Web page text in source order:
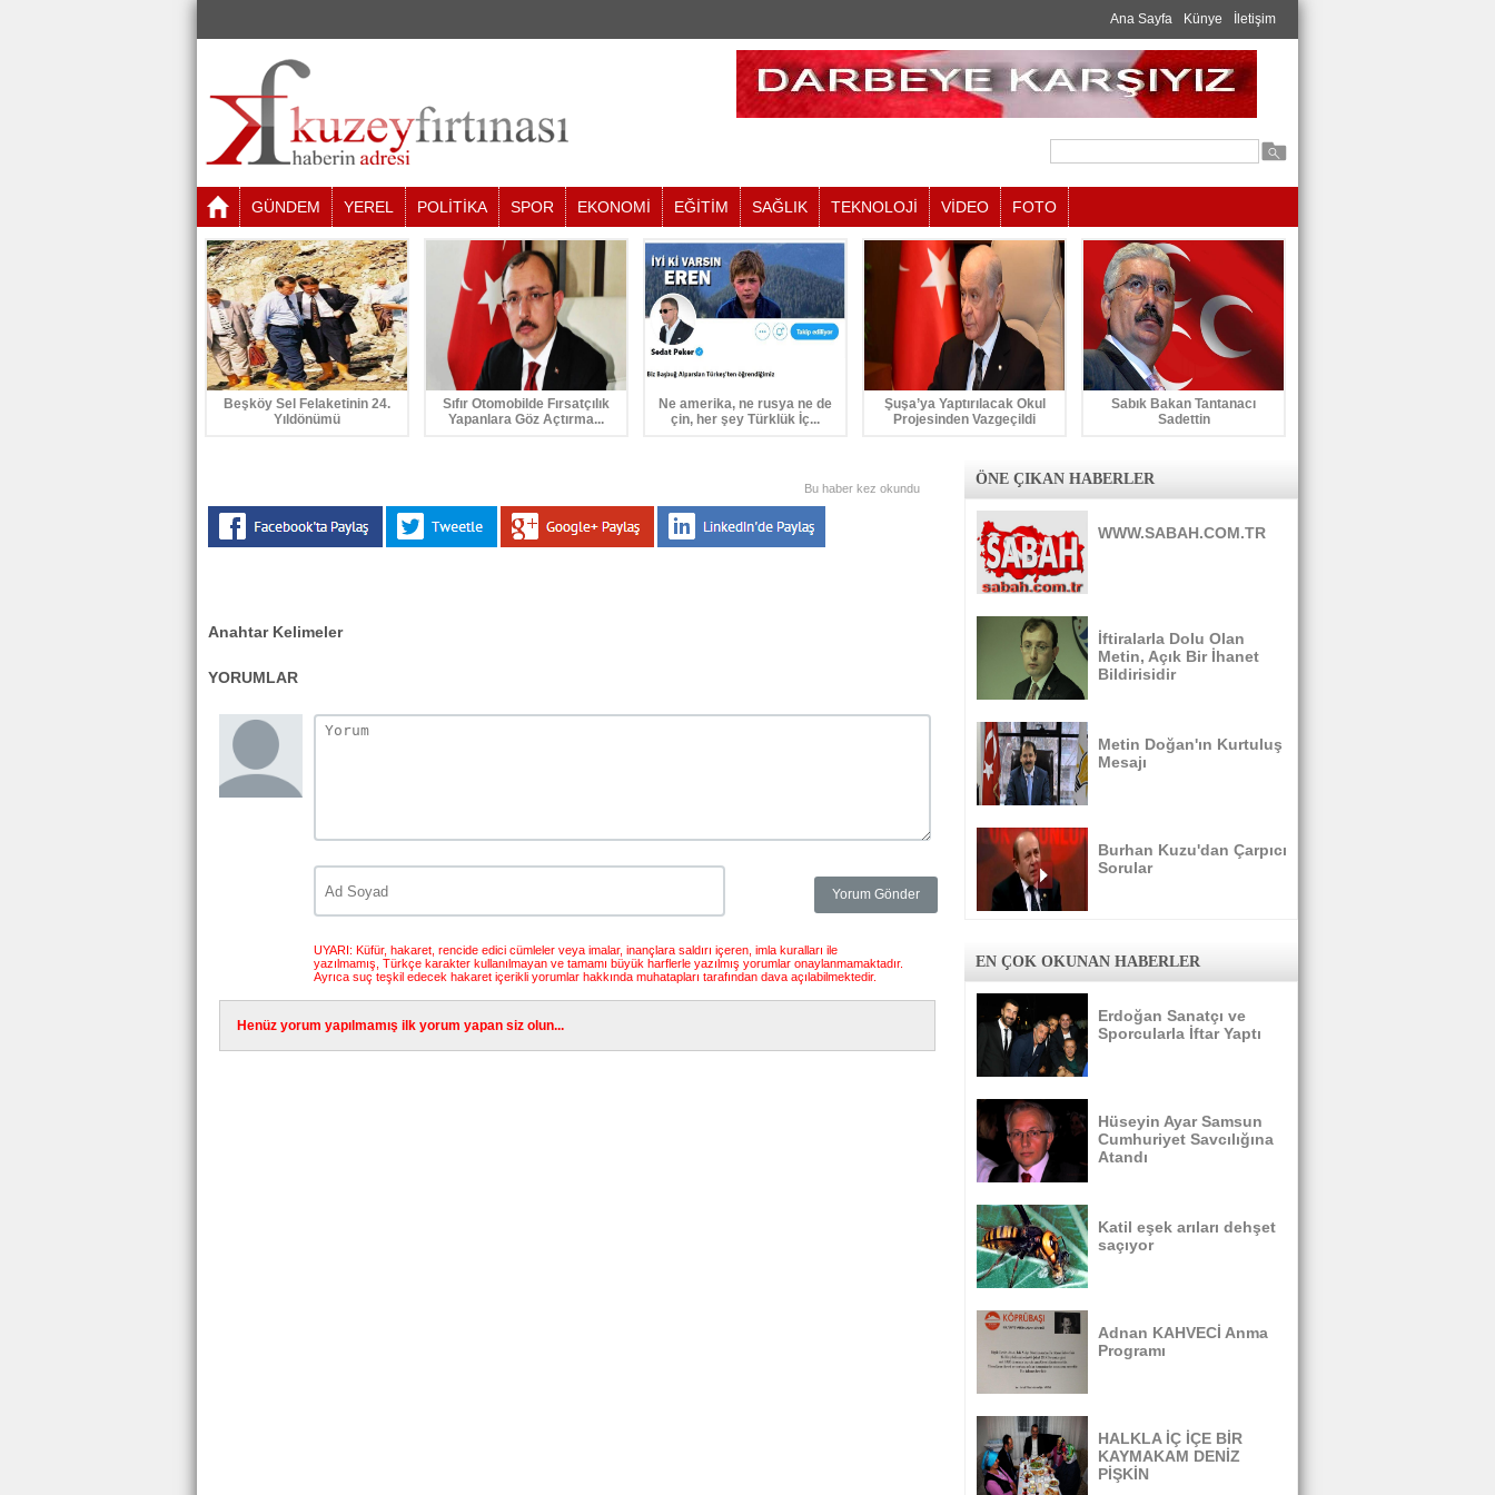
Ana Sayfa Künye İletişim
GÜNDEM YEREL POLİTİKA SPOR EKONOMİ EĞİTİM SAĞLIK TEKNOLOJİ VİDEO FOTO
Beşköy Sel Felaketinin 24.
Yıldönümü
Sıfır Otomobilde Fırsatçılık
Yapanlara Göz Açtırma...
Ne amerika, ne rusya ne de
çin, her şey Türklük İç...
Şuşa’ya Yaptırılacak Okul
Projesinden Vazgeçildi
Sabık Bakan Tantanacı
Sadettin
Bu haber kez okundu
Anahtar Kelimeler
YORUMLAR
UYARI: Küfür, hakaret, rencide edici cümleler veya imalar, inançlara saldırı içeren, imla kuralları ile
yazılmamış, Türkçe karakter kullanılmayan ve tamamı büyük harflerle yazılmış yorumlar onaylanmamaktadır.
Ayrıca suç teşkil edecek hakaret içerikli yorumlar hakkında muhatapları tarafından dava açılabilmektedir.
Henüz yorum yapılmamış ilk yorum yapan siz olun...
ÖNE ÇIKAN HABERLER
WWW.SABAH.COM.TR
İftiralarla Dolu Olan
Metin, Açık Bir İhanet
Bildirisidir
Metin Doğan'ın Kurtuluş
Mesajı
Burhan Kuzu'dan Çarpıcı
Sorular
EN ÇOK OKUNAN HABERLER
Erdoğan Sanatçı ve
Sporcularla İftar Yaptı
Hüseyin Ayar Samsun
Cumhuriyet Savcılığına
Atandı
Katil eşek arıları dehşet
saçıyor
Adnan KAHVECİ Anma
Programı
HALKLA İÇ İÇE BİR
KAYMAKAM DENİZ
PİŞKİN